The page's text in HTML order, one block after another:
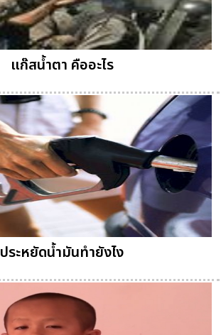
แก๊สน้ำตา คืออะไร
ประหยัดน้ำมันทำยังไง